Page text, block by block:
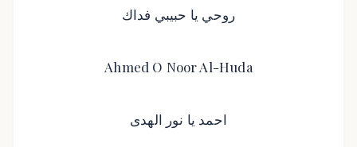
روحي يا حبيبي فداك
Ahmed O Noor Al-Huda
احمد يا نور الهدى